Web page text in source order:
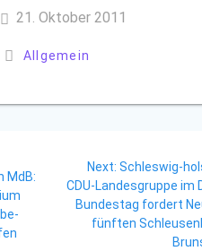
21. Oktober 2011
Allgemein
MdB:
Next: Next
post:
Schleswig-
CDU-Landesgruppe im
Bundestag fordert
fünften